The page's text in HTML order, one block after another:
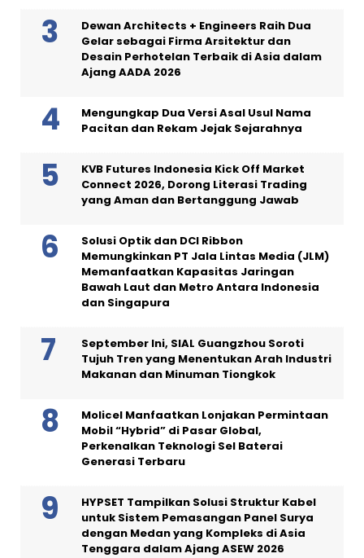
Dewan Architects + Engineers Raih Dua
Gelar sebagai Firma Arsitektur dan
Desain Perhotelan Terbaik di Asia dalam
Ajang AADA 2026
Mengungkap Dua Versi Asal Usul Nama
Pacitan dan Rekam Jejak Sejarahnya
KVB Futures Indonesia Kick Off Market
Connect 2026, Dorong Literasi Trading
yang Aman dan Bertanggung Jawab
Solusi Optik dan DCI Ribbon
Memungkinkan PT Jala Lintas Media (JLM)
Memanfaatkan Kapasitas Jaringan
Bawah Laut dan Metro Antara Indonesia
dan Singapura
September Ini, SIAL Guangzhou Soroti
Tujuh Tren yang Menentukan Arah Industri
Makanan dan Minuman Tiongkok
Molicel Manfaatkan Lonjakan Permintaan
Mobil “Hybrid” di Pasar Global,
Perkenalkan Teknologi Sel Baterai
Generasi Terbaru
HYPSET Tampilkan Solusi Struktur Kabel
untuk Sistem Pemasangan Panel Surya
dengan Medan yang Kompleks di Asia
Tenggara dalam Ajang ASEW 2026